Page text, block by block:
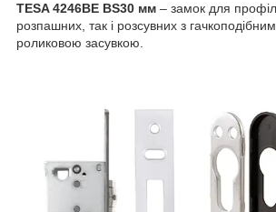
TESA 4246BE BS30 мм – замок для
розпашних, так і розсувних з
роликовою засувкою.